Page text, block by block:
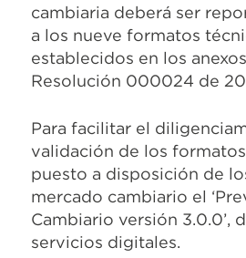
cambiaria deberá ser
a los nueve formatos
establecidos en los
Resolución 000024 de
Para facilitar el
validación de los
puesto a disposición de
mercado cambiario el
Cambiario versión 3.0.0’,
servicios digitales.